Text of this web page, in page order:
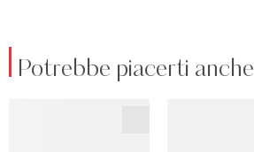
Potrebbe piacerti anche